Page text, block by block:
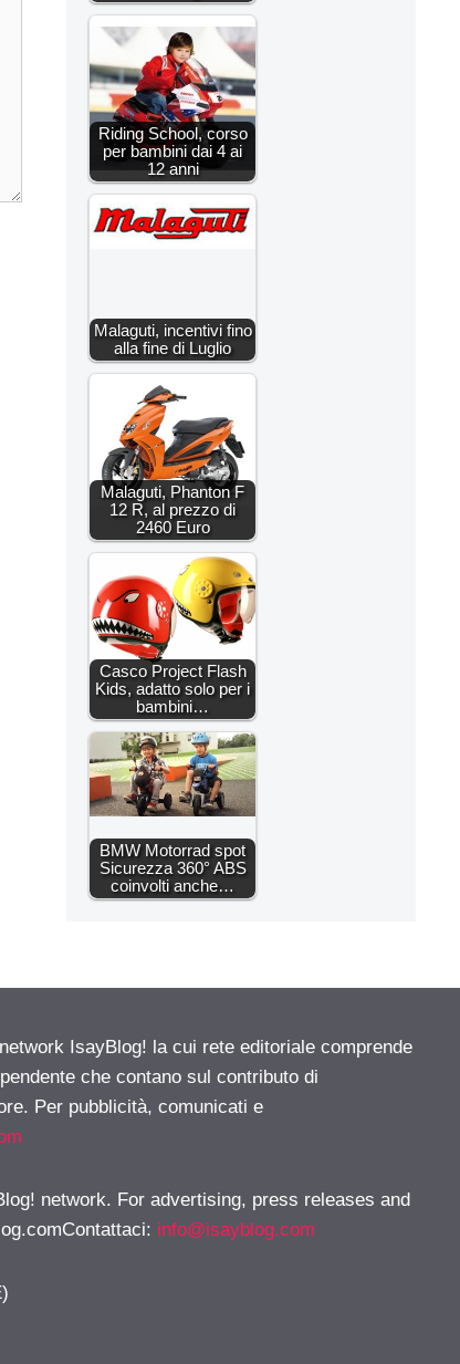
Riding School, corso
per bambini dai 4 ai
12 anni
Malaguti, incentivi fino
alla fine di Luglio
Malaguti, Phanton F
12 R, al prezzo di
2460 Euro
Casco Project Flash
Kids, adatto solo per i
bambini…
BMW Motorrad spot
Sicurezza 360° ABS
coinvolti anche…
IsayBlog! la cui rete editoriale comprende
che contano sul contributo di
Per pubblicità, comunicati e
network. For advertising, press releases and
: info@isayblog.com